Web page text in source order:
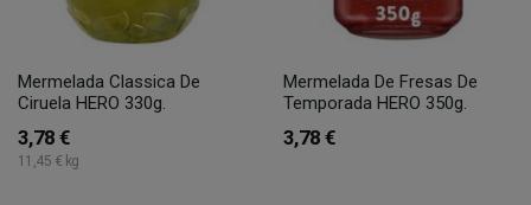
Mermelada Classica De
Ciruela HERO 330g.
3,78 €
11,45 € kg
Mermelada De Fresas De
Temporada HERO 350g.
3,78 €